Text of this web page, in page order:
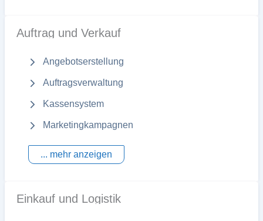
Auftrag und Verkauf
Angebotserstellung
Auftragsverwaltung
Kassensystem
Marketingkampagnen
... mehr anzeigen
Einkauf und Logistik